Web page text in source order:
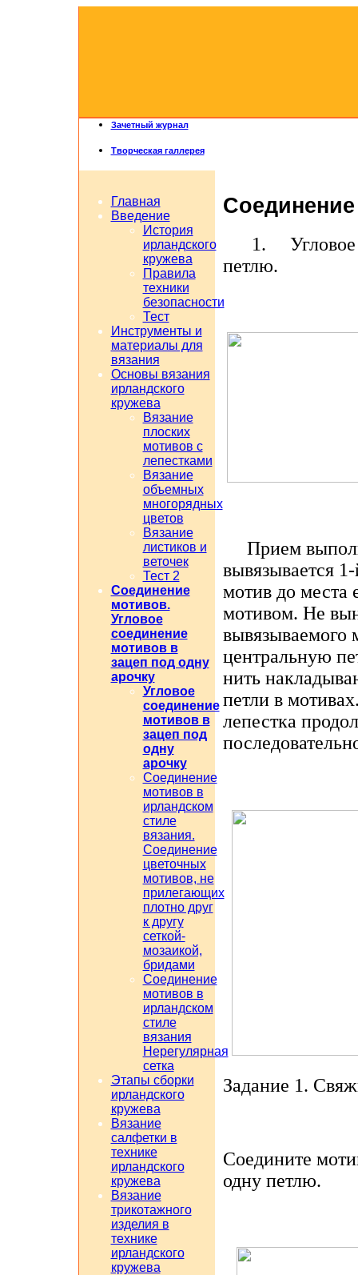
Зачетный журнал
Творческая галлерея
Главная
Введение
История
ирландского
кружева
Правила
техники
безопасности
Тест
Инструменты и
материалы для
вязания
Основы вязания
ирландского
кружева
Вязание
плоских
мотивов с
лепестками
Вязание
объемных
многорядных
цветов
Вязание
листиков и
веточек
Тест 2
Соединение
мотивов.
Угловое
соединение
мотивов в
зацеп под одну
арочку
Угловое
соединение
мотивов в
зацеп под
одну
арочку
Соединение
мотивов в
ирландском
стиле
вязания.
Соединение
цветочных
мотивов, не
прилегающих
плотно друг
к другу
сеткой-
мозаикой,
бридами
Соединение
мотивов в
ирландском
стиле
вязания
Нерегулярная
сетка
Этапы сборки
ирландского
кружева
Вязание
салфетки в
технике
ирландского
кружева
Вязание
трикотажного
изделия в
технике
ирландского
кружева
1.
петлю.
Прием
вывязывается
мотив до места
мотивом. Не
вывязываемого
центральную
нить
петли в
лепестка
Задание 1.
Соедините
одну петлю.